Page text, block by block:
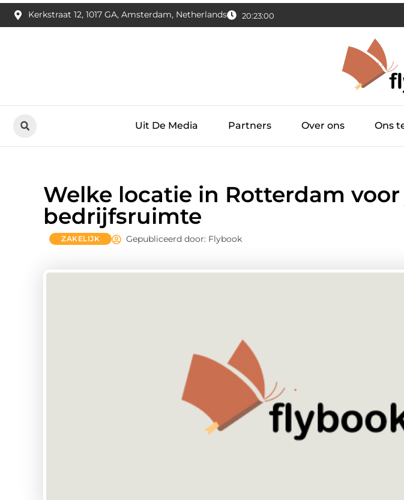
Kerkstraat 12, 1017 GA, Amsterdam, Netherlands 20:23:01
Uit De Media Partners Over ons Ons
Welke locatie in Rotterdam voor
bedrijfsruimte
ZAKELIJK Gepubliceerd door: Flybook